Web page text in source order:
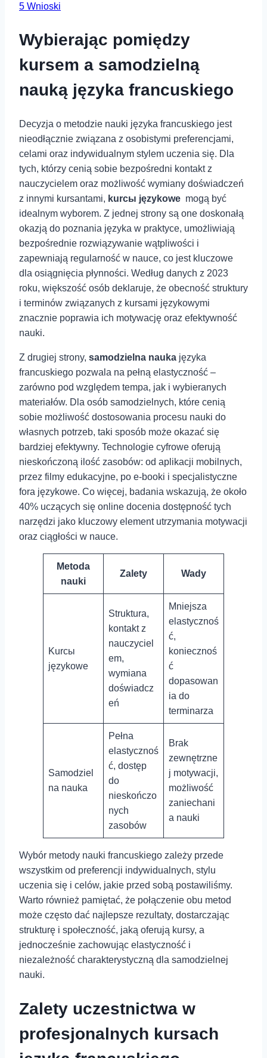
5 Wnioski
Wybierając pomiędzy
kursem a samodzielną
⁢nauką języka francuskiego
Decyzja o metodzie nauki języka ‍francuskiego jest
nieodłącznie związana z osobistymi preferencjami,
celami⁢ oraz indywidualnym ‍stylem uczenia się. Dla
tych, którzy cenią sobie bezpośredni ⁤kontakt z
nauczycielem oraz możliwość wymiany doświadczeń
z⁤ innymi kursantami, kurсы językowe ⁤ mogą być
idealnym wyborem. Z ‍jednej strony są one doskonałą
‍okazją do poznania języka w praktyce, umożliwiają
bezpośrednie rozwiązywanie wątpliwości i
zapewniają regularność ⁤w nauce, co jest kluczowe⁤
dla osiągnięcia płynności. Według danych⁢ z 2023
roku, większość osób deklaruje, że obecność ⁤struktury⁣
i terminów związanych z kursami językowymi
znacznie ‍poprawia ich motywację‍ oraz efektywność
nauki.
Z drugiej strony, samodzielna nauka języka
francuskiego⁢ pozwala na pełną elastyczność –
zarówno pod względem tempa, jak i wybieranych
materiałów. Dla osób samodzielnych, które cenią
sobie możliwość dostosowania procesu nauki do
własnych potrzeb, taki sposób może okazać się
bardziej efektywny. Technologie cyfrowe oferują
nieskończoną ilość zasobów: od aplikacji mobilnych,
przez filmy edukacyjne, po e-booki i specjalistyczne
fora językowe. Co⁢ więcej,⁤ badania wskazują, że około
40% uczących się online docenia dostępność ⁣tych
narzędzi jako kluczowy element utrzymania motywacji
oraz ciągłości w⁢ nauce.
Metoda
nauki
Zalety Wady
Kurсы
językowe
Struktura,
kontakt z‍
nauczyciel
em,
wymiana
‍doświadcz
eń
Mniejsza
elastycznoś
ć,
⁤koniecznoś
ć
dopasowan
ia do
terminarza
Samodziel
na nauka
Pełna
⁣elastycznoś
ć, dostęp
⁢do
nieskończo
nych
zasobów
Brak
zewnętrzne
j motywacji,
możliwość⁢
zaniechani
a nauki
Wybór metody nauki francuskiego zależy⁢ przede
wszystkim od preferencji indywidualnych,⁢ stylu
uczenia się i celów, jakie przed⁣ sobą postawiliśmy.
Warto również pamiętać, że połączenie obu⁤ metod
może często dać najlepsze rezultaty, dostarczając
‍strukturę i społeczność, jaką oferują kursy, a
jednocześnie ⁣zachowując ‍elastyczność i⁢
niezależność charakterystyczną dla samodzielnej
nauki.
Zalety uczestnictwa w
profesjonalnych kursach